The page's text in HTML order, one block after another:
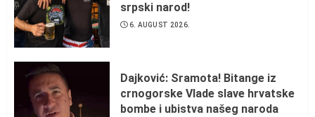
srpski narod!
6. AUGUST 2026.
Dajković: Sramota! Bitange iz
crnogorske Vlade slave hrvatske
bombe i ubistva našeg naroda